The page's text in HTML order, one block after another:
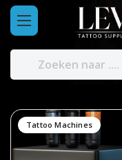
Tattoo Machines